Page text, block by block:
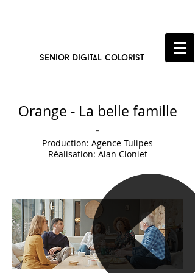
senior digital colorist
Orange - La belle famille
-
Production: Agence Tulipes
Réalisation: Alan Cloniet